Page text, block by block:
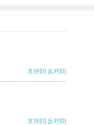
支持[0] 反对[0]
支持[0] 反对[0]